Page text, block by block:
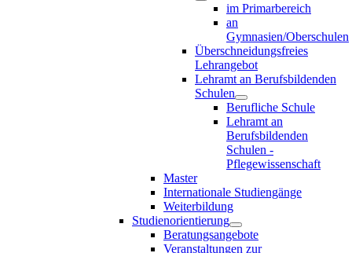
im Primarbereich
an
Gymnasien/Oberschulen
Überschneidungsfreies
Lehrangebot
Lehramt an Berufsbildenden
Schulen
Berufliche Schule
Lehramt an
Berufsbildenden
Schulen -
Pflegewissenschaft
Master
Internationale Studiengänge
Weiterbildung
Studienorientierung
Beratungsangebote
Veranstaltungen zur